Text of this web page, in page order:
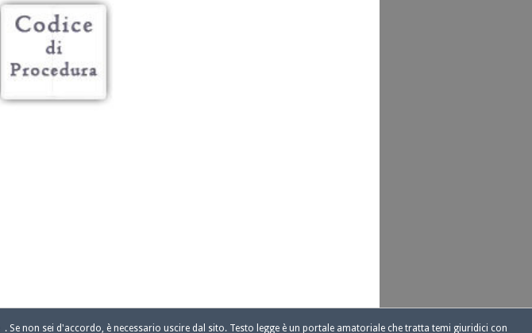
. Se non sei d'accordo, è necessario uscire dal sito. Testo legge è un portale amatoriale che tratta temi giuridici con